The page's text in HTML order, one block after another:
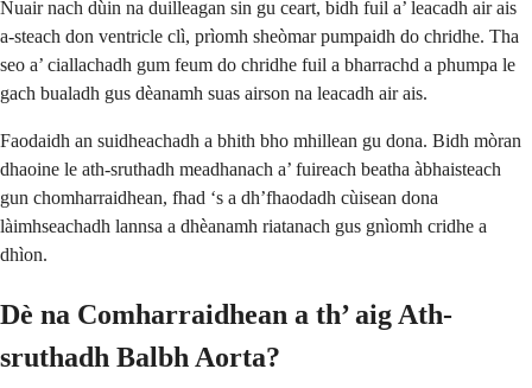
Nuair nach dùin na duilleagan sin gu ceart, bidh fuil a’ leacadh air ais
a-steach don ventricle clì, prìomh sheòmar pumpaidh do chridhe. Tha
seo a’ ciallachadh gum feum do chridhe fuil a bharrachd a phumpa le
gach bualadh gus dèanamh suas airson na leacadh air ais.
Faodaidh an suidheachadh a bhith bho mhillean gu dona. Bidh mòran
dhaoine le ath-sruthadh meadhanach a’ fuireach beatha àbhaisteach
gun chomharraidhean, fhad ‘s a dh’fhaodadh cùisean dona
làimhseachadh lannsa a dhèanamh riatanach gus gnìomh cridhe a
dhìon.
Dè na Comharraidhean a th’ aig Ath-
sruthadh Balbh Aorta?